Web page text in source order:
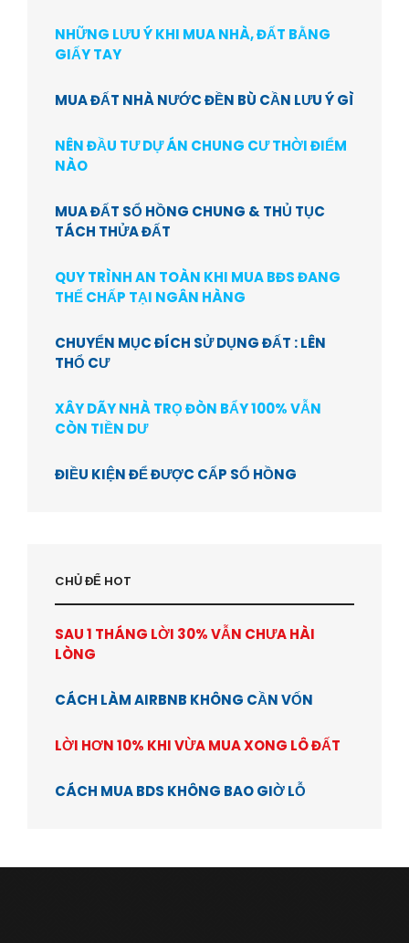
NHỮNG LƯU Ý KHI MUA NHÀ, ĐẤT BẰNG
GIẤY TAY
MUA ĐẤT NHÀ NƯỚC ĐỀN BÙ CẦN LƯU Ý GÌ
NÊN ĐẦU TƯ DỰ ÁN CHUNG CƯ THỜI ĐIỂM
NÀO
MUA ĐẤT SỔ HỒNG CHUNG & THỦ TỤC
TÁCH THỬA ĐẤT
QUY TRÌNH AN TOÀN KHI MUA BĐS ĐANG
THẾ CHẤP TẠI NGÂN HÀNG
CHUYỂN MỤC ĐÍCH SỬ DỤNG ĐẤT : LÊN
THỔ CƯ
XÂY DÃY NHÀ TRỌ ĐÒN BẨY 100% VẪN
CÒN TIỀN DƯ
ĐIỀU KIỆN ĐỂ ĐƯỢC CẤP SỔ HỒNG
CHỦ ĐỂ HOT
SAU 1 THÁNG LỜI 30% VẪN CHƯA HÀI
LÒNG
CÁCH LÀM AIRBNB KHÔNG CẦN VỐN
LỜI HƠN 10% KHI VỪA MUA XONG LÔ ĐẤT
CÁCH MUA BDS KHÔNG BAO GIỜ LỖ